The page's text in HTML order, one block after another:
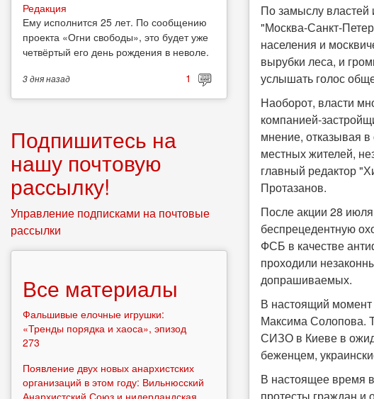
По замыслу
"Москва-Санкт-
населения и
вырубки леса, и
услышать голос
Наоборот, власти
компанией-
мнение, отказывая в
местных жителей,
главный редактор
Протазанов.
После акции 28
беспрецедентную
ФСБ в качестве
проходили
допрашиваемых.
В настоящий момент
Максима Солопова.
СИЗО в Киеве в
беженцем,
В настоящее время
Редакция
Ему исполнится 25 лет. По сообщению
проекта «Огни свободы», это будет уже
четвёртый его день рождения в неволе.
3 дняназад 1
Подпишитесь на
нашу почтовую
рассылку!
Управление подписками на почтовые
рассылки
Все материалы
Фальшивые елочные игрушки:
«Тренды порядка и хаоса», эпизод
273
Появление двух новых анархистских
организаций в этом году: Вильнюсский
Анархистский Союз и нидерландская